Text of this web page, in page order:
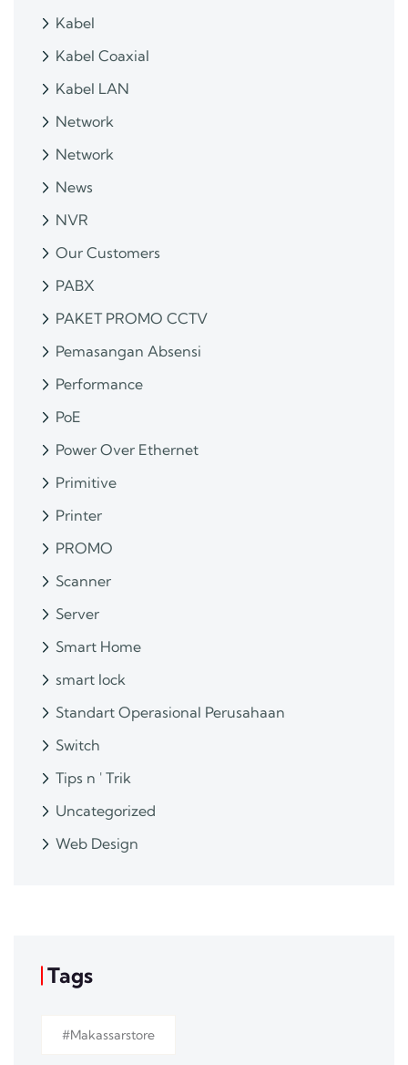
Kabel
Kabel Coaxial
Kabel LAN
Network
Network
News
NVR
Our Customers
PABX
PAKET PROMO CCTV
Pemasangan Absensi
Performance
PoE
Power Over Ethernet
Primitive
Printer
PROMO
Scanner
Server
Smart Home
smart lock
Standart Operasional Perusahaan
Switch
Tips n ' Trik
Uncategorized
Web Design
Tags
#makassarstore